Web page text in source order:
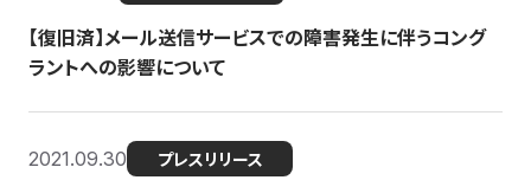
【復旧済】メール送信サービスでの障害発生に伴うコング
ラントへの影響について
2021.09.30 プレスリリース